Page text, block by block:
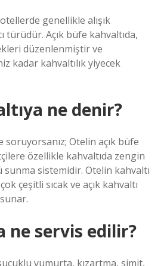
genellikle alışık
türüdür. Açık büfe kahvaltıda,
düzenlenmiştir ve
kadar kahvaltılık yiyecek
ne denir?
soruyorsanız; Otelin açık büfe
özellikle kahvaltıda zengin
sunma sistemidir. Otelin kahvaltı
çeşitli sıcak ve açık kahvaltı
ne servis edilir?
yumurta, kızartma, simit,